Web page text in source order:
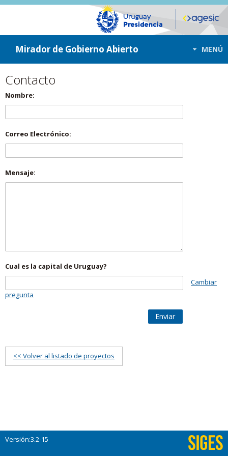
ir a contenido
ir al menú
Mirador de Gobierno Abierto MENÚ
Contacto
Nombre:
Correo Electrónico:
Mensaje:
Cual es la capital de Uruguay?
Cambiar
pregunta
Enviar
<< Volver al listado de proyectos
Versión:3.2-15